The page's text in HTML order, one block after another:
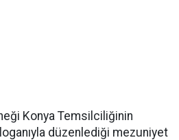
Konya Temsilciliğinin
düzenlediği mezuniyet